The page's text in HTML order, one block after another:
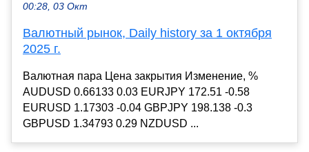
00:28, 03 Окт
Валютный рынок, Daily history за 1 октября
2025 г.
Валютная пара Цена закрытия Изменение, %
AUDUSD 0.66133 0.03 EURJPY 172.51 -0.58
EURUSD 1.17303 -0.04 GBPJPY 198.138 -0.3
GBPUSD 1.34793 0.29 NZDUSD ...